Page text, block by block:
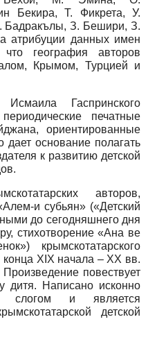
Бекира, Т. Фикрета, У.
З. Бешири, З.
атрибуции данных имен
что география авторов
Крымом, Турцией и
Гаспринского
печатные
ориентированные
дает основание полагать
к развитию детской
авторов,
и субьян» («Детский
до сегодняшнего дня
стихотворение «Ана ве
крымскотатарского
конца XIX начала – XX вв.
повествует
дитя. Написано исконно
слогом и является
детской